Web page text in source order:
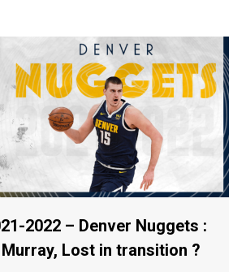
2022 – Denver Nuggets :
Lost in transition ?